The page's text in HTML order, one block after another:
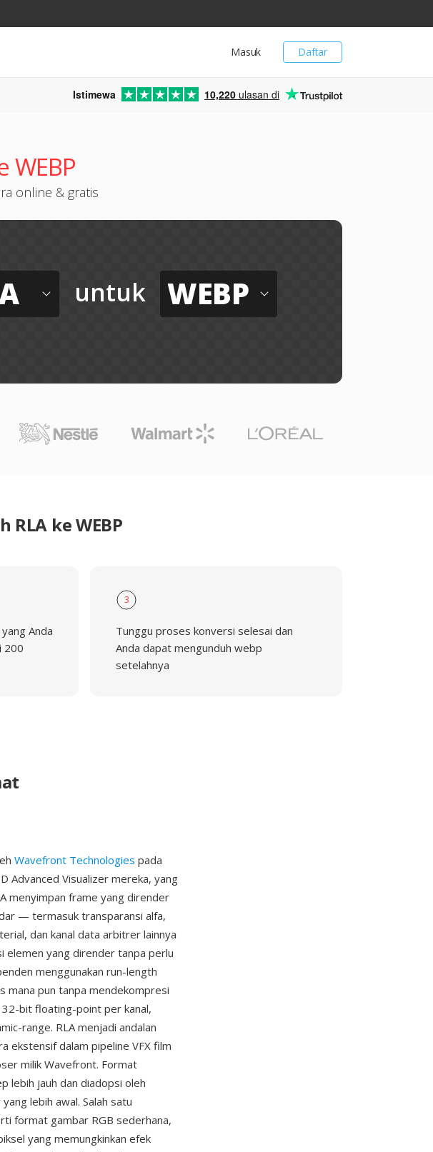
Daftar
Masuk
Istimewa 10,220 ulasan di
WEBP
online & gratis
untuk WEBP
RLA ke WEBP
Anda
200
3
Tunggu proses konversi selesai dan
Anda dapat mengunduh webp
setelahnya
Wavefront Technologies pada
Advanced Visualizer mereka, yang
menyimpan frame yang dirender
— termasuk transparansi alfa,
dan kanal data arbitrer lainnya
elemen yang dirender tanpa perlu
menggunakan run-length
mana pun tanpa mendekompresi
bit floating-point per kanal,
range. RLA menjadi andalan
ekstensif dalam pipeline VFX film
milik Wavefront. Format
lebih jauh dan diadopsi oleh
lebih awal. Salah satu
format gambar RGB sederhana,
yang memungkinkan efek